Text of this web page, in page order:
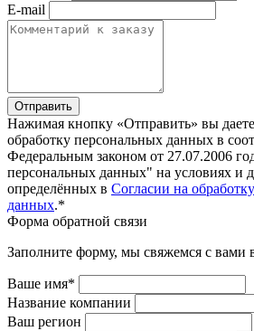
E-mail
Отправить
Нажимая кнопку «Отправить» вы даете
обработку персональных данных в
Федеральным законом от 27.07.2006
персональных данных" на условиях и
определённых в Согласии на
данных.*
Форма обратной связи
Заполните форму, мы свяжемся с вами
Ваше имя*
Название компании
Ваш регион